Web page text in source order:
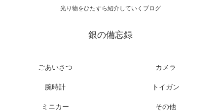
光り物をひたすら紹介していくブログ
銀の備忘録
ごあいさつ カメラ
腕時計 トイガン
ミニカー その他